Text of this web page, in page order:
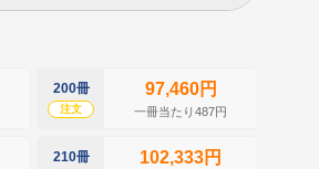
200冊
注文
97,460円
一冊当たり487円
210冊 102,333円